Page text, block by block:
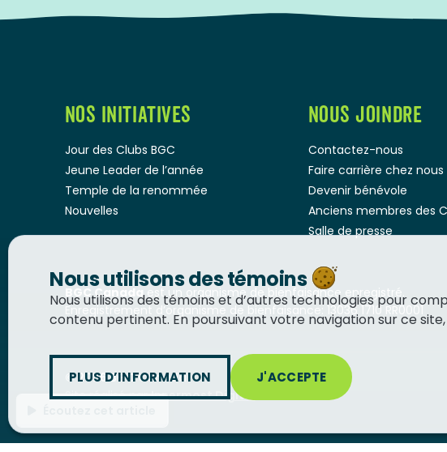
NOS INITIATIVES
Jour des Clubs BGC
Jeune Leader de l’année
Temple de la renommée
Nouvelles
NOUS JOINDRE
Contactez-nous
Faire carrière chez nous
Devenir bénévole
Anciens membres des
Salle de presse
BGC Canadaest un organisme de bienfaisance enregistré.
Enregistrement d’organisme de bienfaisance: 13036 1710 RR0001
© 2026BGC Canada
Site réalisé parInnermost Digital
Nous utilisons des témoins
Nous utilisons des témoins et d’autres technologies pour
contenu pertinent. En poursuivant votre navigation sur ce
PLUS D’INFORMATION J'ACCEPTE